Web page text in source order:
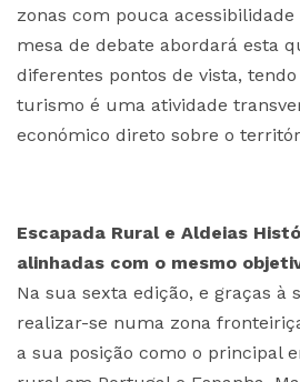
zonas com pouca
mesa de debate abordará esta
diferentes pontos de vista,
turismo é uma atividade
económico direto sobre o
Escapada Rural e Aldeias
alinhadas com o mesmo
Na sua sexta edição, e graças à
realizar-se numa zona
a sua posição como o principal